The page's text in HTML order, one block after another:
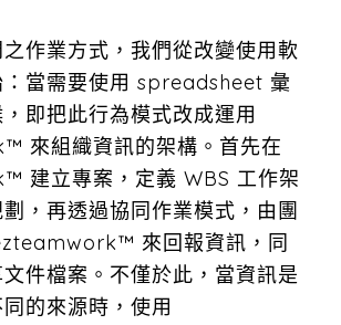
作業方式，我們從改變使用軟
：當需要使用 spreadsheet 彙
即把此行為模式改成運用
來組織資訊的架構。首先在
建立專案，定義 WBS 工作架
，再透過協同作業模式，由團
來回報資訊，同
件檔案。不僅於此，當資訊是
的來源時，使用